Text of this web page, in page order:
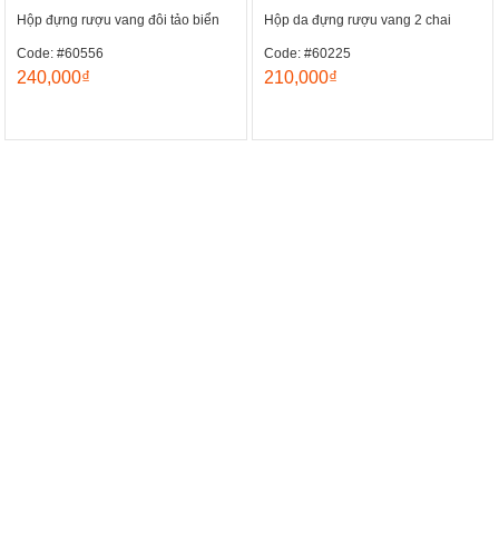
Hộp đựng rượu vang đôi tảo biển
Code: #60556
240,000₫
Hộp da đựng rượu vang 2 chai
Code: #60225
210,000₫